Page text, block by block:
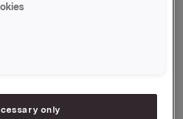
de la société qui
Marque / Marke
only